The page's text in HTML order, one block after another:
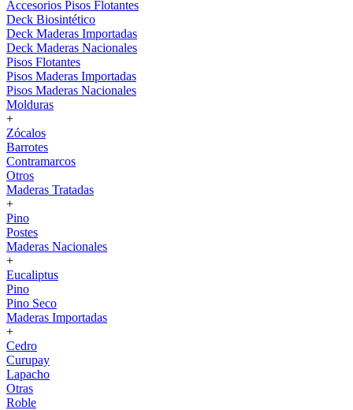
Accesorios Pisos Flotantes
Deck Biosintético
Deck Maderas Importadas
Deck Maderas Nacionales
Pisos Flotantes
Pisos Maderas Importadas
Pisos Maderas Nacionales
Molduras
+
Zócalos
Barrotes
Contramarcos
Otros
Maderas Tratadas
+
Pino
Postes
Maderas Nacionales
+
Eucaliptus
Pino
Pino Seco
Maderas Importadas
+
Cedro
Curupay
Lapacho
Otras
Roble